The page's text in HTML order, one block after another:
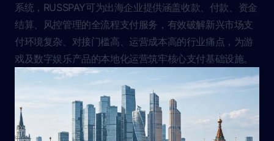
系统，RUSSPAY可为出海企业提供涵盖收款、付款、资金
结算、风控管理的全流程支付服务，有效破解新兴市场支
付环境复杂、对接门槛高、运营成本高的行业痛点，为游
戏及数字娱乐产品的本地化运营筑牢核心支付基础设施。